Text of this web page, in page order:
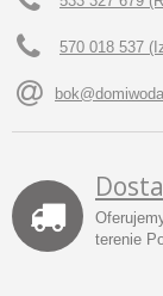
570 018 537
terenie